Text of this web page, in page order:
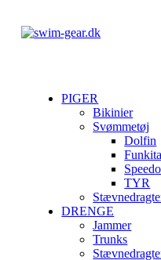
PIGER
Bikinier
Svømmetøj
Dolfin
Funkita
Speedo
TYR
DRENGE
Jammer
Trunks